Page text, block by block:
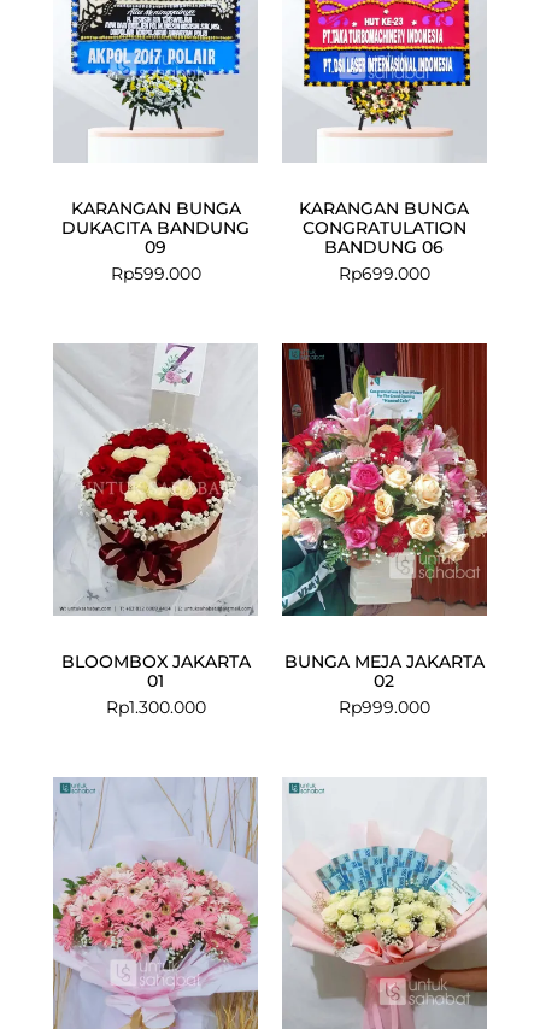
KARANGAN BUNGA
DUKACITA BANDUNG
09
Rp599.000
KARANGAN BUNGA
CONGRATULATION
BANDUNG 06
Rp699.000
BLOOMBOX JAKARTA
01
Rp1.300.000
BUNGA MEJA JAKARTA
02
Rp999.000
Original
price
was:
Rp750.000.
Current
price
is:
Rp599.000.